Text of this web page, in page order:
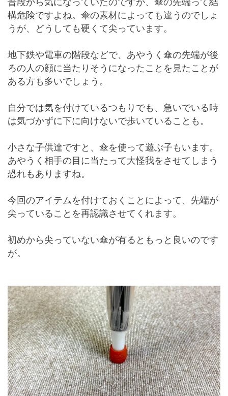
構危険ですよね。傘の素材によっても違うのでしょ
うが、どうしても硬くて尖っています。
地下鉄や電車の階段などで、あやうく傘の先端が後
ろの人の顔に当たりそうになったことを見たことが
ある方も多いでしょう。
自分では気を付けているつもりでも、急いでいる時
は気づかずに下に向けないで歩いていることも。
小さな子供達ですと、傘を使って遊ぶ子もいます。
あやうく相手の目に当たって大怪我をさせてしまう
恐れもありますね。
今回のアイテムを付けておくことによって、先端が
尖っていることを再認識させてくれます。
初めから尖っていない傘が有るともっと良いのです
が。